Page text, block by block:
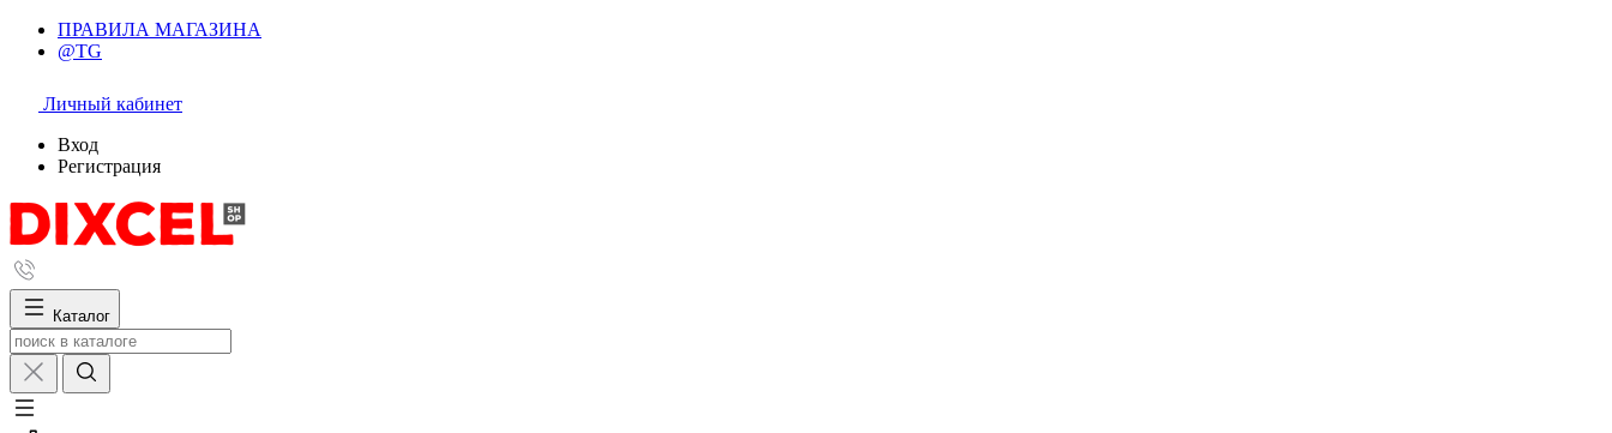
ПРАВИЛА МАГАЗИНА
@TG
Личный кабинет
Вход
Регистрация
Каталог